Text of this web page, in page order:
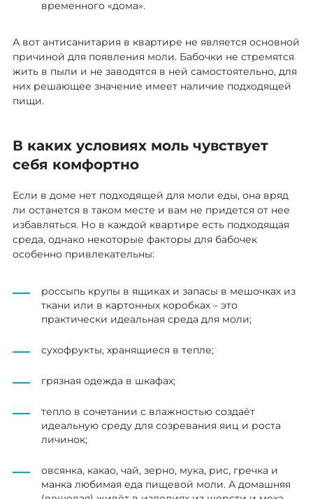
временного «дома».
А вот антисанитария в квартире не является основной
причиной для появления моли. Бабочки не стремятся
жить в пыли и не заводятся в ней самостоятельно, для
них решающее значение имеет наличие подходящей
пищи.
В каких условиях моль чувствует
себя комфортно
Если в доме нет подходящей для моли еды, она вряд
ли останется в таком месте и вам не придется от нее
избавляться. Но в каждой квартире есть подходящая
среда, однако некоторые факторы для бабочек
особенно привлекательны:
россыпь крупы в ящиках и запасы в мешочках из
ткани или в картонных коробках – это
практически идеальная среда для моли;
сухофрукты, хранящиеся в тепле;
грязная одежда в шкафах;
тепло в сочетании с влажностью создаёт
идеальную среду для созревания яиц и роста
личинок;
овсянка, какао, чай, зерно, мука, рис, гречка и
манка любимая еда пищевой моли. А домашняя